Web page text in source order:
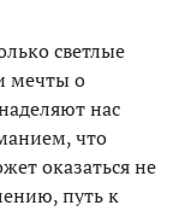
светлые
мечты о
нас
что
оказаться не
путь к